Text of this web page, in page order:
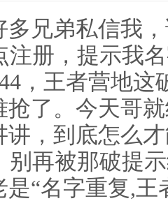
多兄弟私信我
注册，提示我
，王者营地
抢了。今天哥
讲，到底怎么
别再被那破提
“名字重复,